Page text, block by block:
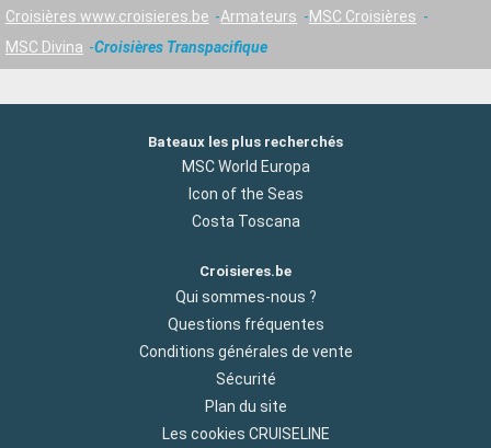
Croisières www.croisieres.be Armateurs
MSC Croisières
MSC Divina
Croisières Transpacifique
Bateaux les plus recherchés
MSC World Europa
Icon of the Seas
Costa Toscana
Croisieres.be
Qui sommes-nous ?
Questions fréquentes
Conditions générales de vente
Sécurité
Plan du site
Les cookies CRUISELINE